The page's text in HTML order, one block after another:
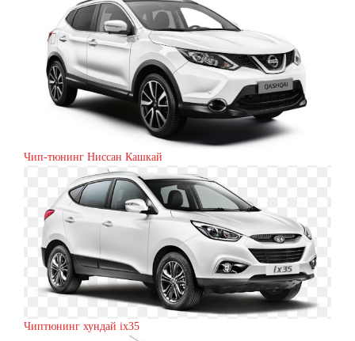
Чип-тюнинг Ниссан Кашкай
Чиптюнинг хундай ix35